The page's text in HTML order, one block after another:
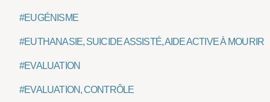
#EUGÉNISME
#EUTHANASIE, SUICIDE ASSISTÉ, AIDE ACTIVE À MOURIR
#EVALUATION
#EVALUATION, CONTRÔLE